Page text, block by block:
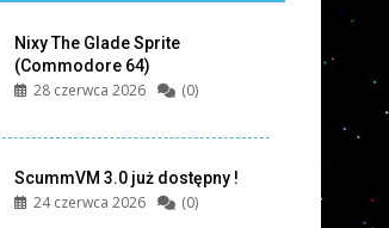
Nixy The Glade Sprite
(Commodore 64)
28 czerwca 2026 (0)
ScummVM 3.0 już dostępny !
24 czerwca 2026 (0)